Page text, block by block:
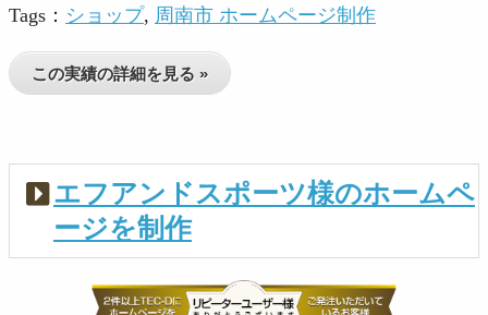
Tags： ショップ, 周南市 ホームページ制作
この実績の詳細を見る »
エフアンドスポーツ様のホームペ
ージを制作